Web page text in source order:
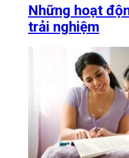
Những hoạt
trải nghiệm